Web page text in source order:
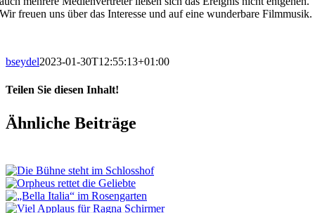
Wir freuen uns über das Interesse und auf eine wunderbare Filmmusik.
bseydel2023-01-30T12:55:13+01:00
Teilen Sie diesen Inhalt!
Facebook
X
LinkedIn
E-
Mail
Ähnliche Beiträge